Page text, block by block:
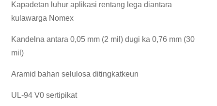
Kapadetan luhur aplikasi rentang lega diantara
kulawarga Nomex
Kandelna antara 0,05 mm (2 mil) dugi ka 0,76 mm (30
mil)
Aramid bahan selulosa ditingkatkeun
UL-94 V0 sertipikat